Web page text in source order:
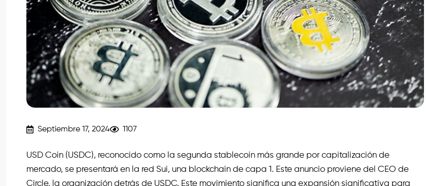
Septiembre 17, 2024 1107
USD Coin (USDC), reconocido como la segunda stablecoin más grande por capitalización de
mercado, se presentará en la red Sui, una blockchain de capa 1. Este anuncio proviene del CEO de
Circle, la organización detrás de USDC. Este movimiento significa una expansión significativa para